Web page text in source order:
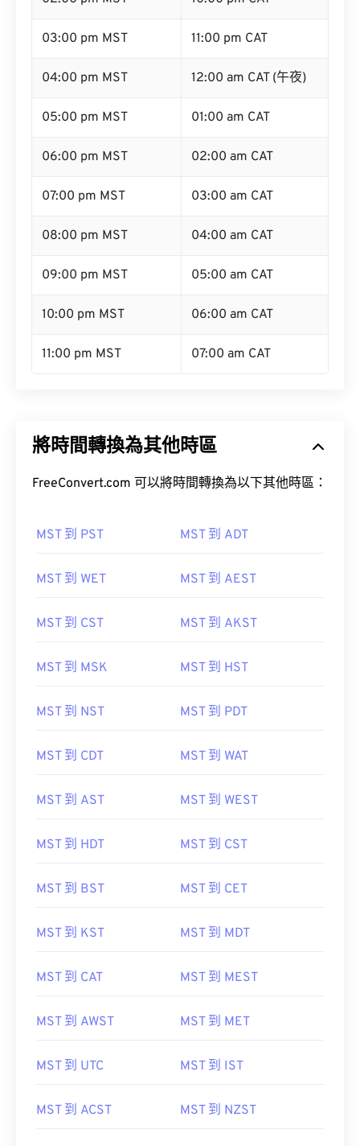
03:00 pm MST 11:00 pm CAT
04:00 pm MST 12:00 am CAT (午夜)
05:00 pm MST 01:00 am CAT
06:00 pm MST 02:00 am CAT
07:00 pm MST 03:00 am CAT
08:00 pm MST 04:00 am CAT
09:00 pm MST 05:00 am CAT
10:00 pm MST 06:00 am CAT
11:00 pm MST 07:00 am CAT
將時間轉換為其他時區
FreeConvert.com 可以將時間轉換為以下其他時區：
MST 到 PST MST 到 ADT
MST 到 WET MST 到 AEST
MST 到 CST MST 到 AKST
MST 到 MSK MST 到 HST
MST 到 NST MST 到 PDT
MST 到 CDT MST 到 WAT
MST 到 AST MST 到 WEST
MST 到 HDT MST 到 CST
MST 到 BST MST 到 CET
MST 到 KST MST 到 MDT
MST 到 CAT MST 到 MEST
MST 到 AWST MST 到 MET
MST 到 UTC MST 到 IST
MST 到 ACST MST 到 NZST